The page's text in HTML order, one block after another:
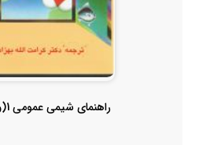
راهنمای شیمی عمومی 1(ویرایش ششم)